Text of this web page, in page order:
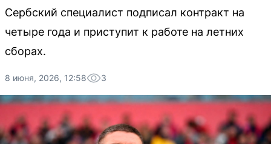
Сербский специалист подписал контракт на
четыре года и приступит к работе на летних
сборах.
8 июня, 2026, 12:58 3